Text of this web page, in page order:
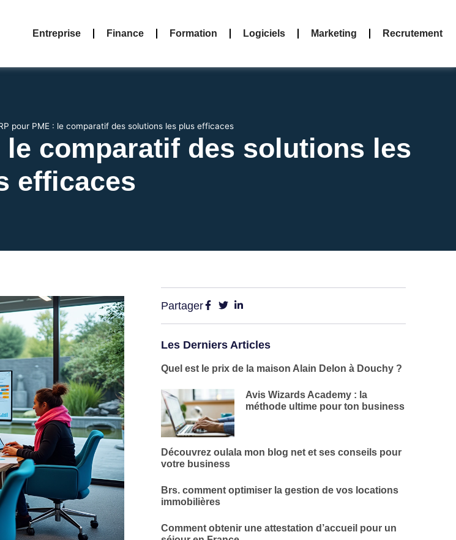
Entreprise Finance Formation Logiciels Marketing Recrutement
pour PME : le comparatif des solutions les plus efficaces
le comparatif des solutions les
efficaces
Partager
Les Derniers Articles
Quel est le prix de la maison Alain Delon à Douchy ?
Avis Wizards Academy : la
méthode ultime pour ton business
Découvrez oulala mon blog net et ses conseils pour
votre business
Brs. comment optimiser la gestion de vos locations
immobilières
Comment obtenir une attestation d’accueil pour un